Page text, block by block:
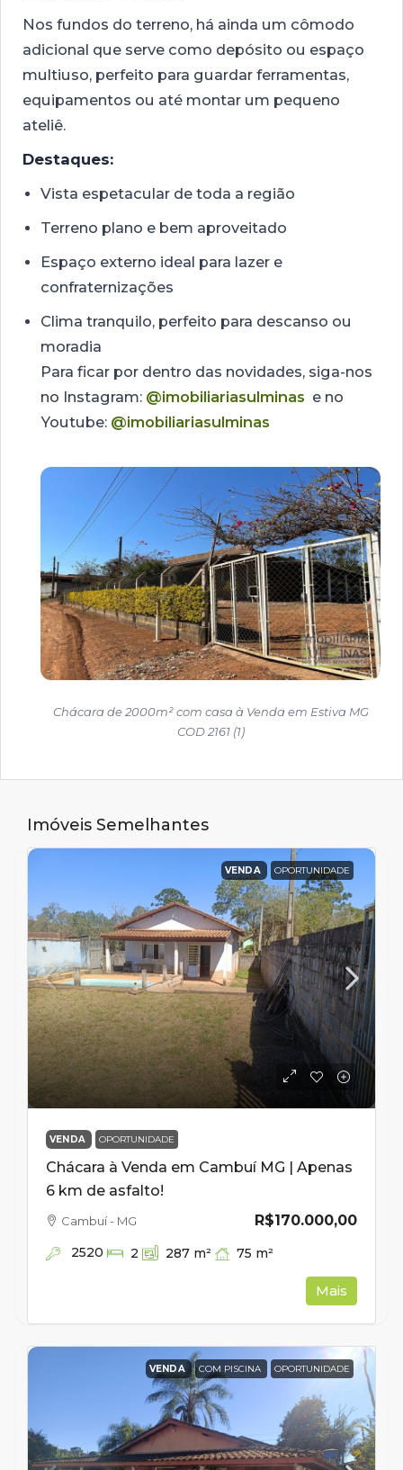
Nos fundos do terreno, há ainda um cômodo
adicional que serve como depósito ou espaço
multiuso, perfeito para guardar ferramentas,
equipamentos ou até montar um pequeno
ateliê.
Destaques:
Vista espetacular de toda a região
Terreno plano e bem aproveitado
Espaço externo ideal para lazer e
confraternizações
Clima tranquilo, perfeito para descanso ou
moradia
Para ficar por dentro das novidades, siga-nos
no Instagram: @imobiliariasulminas e no
Youtube: @imobiliariasulminas
Chácara de 2000m² com casa à Venda em Estiva MG
COD 2161 (1)
Imóveis Semelhantes
VENDA OPORTUNIDADE
VENDA OPORTUNIDADE
Chácara à Venda em Cambuí MG | Apenas
6 km de asfalto!
R$170.000,00
Cambuí - MG
2520 2 287 m² 75 m²
Mais
VENDA COM PISCINA OPORTUNIDADE